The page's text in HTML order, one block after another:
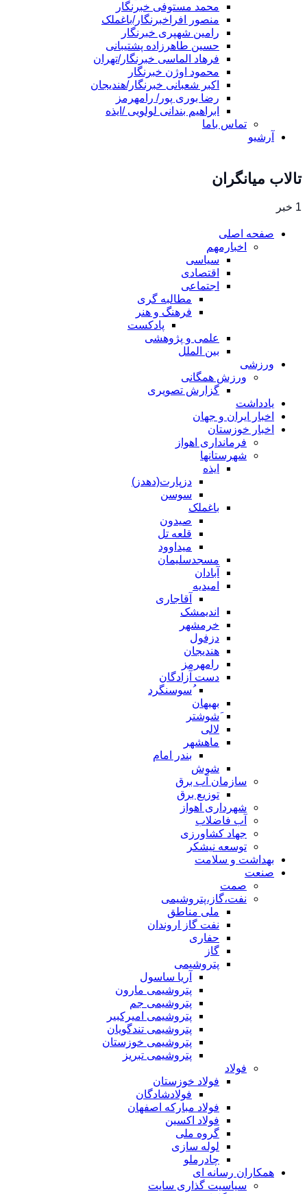
محمد مستوفی خبرنگار
منصور افراخبرنگار/باغملک
رامین شهپری خبرنگار
حسین طاهرزاده پشتیبانی
فرهاد الماسی خبرنگار/تهران
محمود اوژن خبرنگار
اکبر شعبانی خبرنگار/هندیجان
رضا بوری پور/ رامهرمز
ابراهیم بندانی لولویی /ایذه
تماس باما
آرشیو
تالاب میانگران
1 خبر
صفحه اصلی
اخبارمهم
سیاسی
اقتصادی
اجتماعی
مطالبه گری
فرهنگ و هنر
پادکست
علمی و پژوهشی
بین الملل
ورزشی
ورزش همگانی
گزارش تصویری
یادداشت
اخبار ایران و جهان
اخبار خوزستان
فرمانداری اهواز
شهرستانها
ایذه
دزپارت(دهدز)
سوسن
باغملک
صیدون
قلعه تل
میداوود
مسجدسلیمان
آبادان
امیدیه
آقاجاری
اندیمشک
خرمشهر
دزفول
هندیجان
رامهرمز
دست آزادگان
ُسوسنگرد
بهبهان
َشوشتر
لالی
ماهشهر
بندر امام
شوش
سازمان آب برق
توزیع برق
شهرداری اهواز
آب فاضلاب
جهاد کشاورزی
توسعه نیشکر
بهداشت و سلامت
صنعت
صمت
نفت،گاز،پتروشیمی
ملی مناطق
نفت گاز اروندان
حفاری
گاز
پتروشیمی
آریا ساسول
پتروشیمی مارون
پتروشیمی جم
پتروشیمی امیرکبیر
پتروشیمی تندگویان
پتروشیمی خوزستان
پتروشیمی تبریز
فولاد
فولاد خوزستان
فولادشادگان
فولاد مبارکه اصفهان
فولاد اکسین
گروه ملی
لوله سازی
چادرملو
همکاران رسانه ای
سیاسیت گذاری سایت